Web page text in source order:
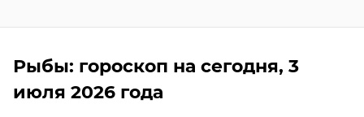
Рыбы: гороскоп на сегодня, 3
июля 2026 года